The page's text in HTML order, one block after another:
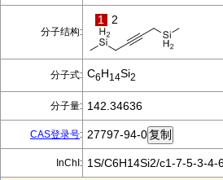
分子结构:
1 2
分子式: C6H14Si2
分子量: 142.34636
CAS登录号: 27797-94-0
InChI: 1S/C6H14Si2/c1-7-5-3-4-